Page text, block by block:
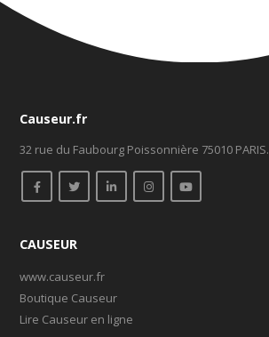
Causeur.fr
32 rue du Faubourg Poissonnière 75010 PARIS.
CAUSEUR
www.causeur.fr
Boutique Causeur
Lire Causeur en ligne